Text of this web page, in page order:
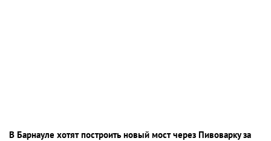
В Барнауле хотят построить новый мост через Пивоварку за